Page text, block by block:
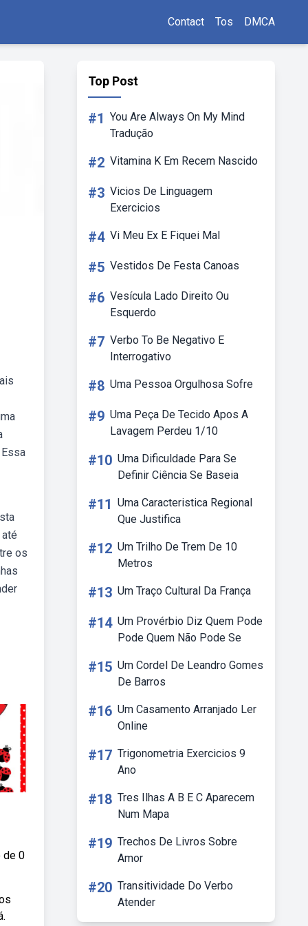
Contact Tos DMCA
os
de 0
Top Post
#1 You Are Always On My Mind
Tradução
#2 Vitamina K Em Recem Nascido
#3 Vicios De Linguagem
Exercicios
#4 Vi Meu Ex E Fiquei Mal
#5 Vestidos De Festa Canoas
#6 Vesícula Lado Direito Ou
Esquerdo
#7 Verbo To Be Negativo E
Interrogativo
#8 Uma Pessoa Orgulhosa Sofre
#9 Uma Peça De Tecido Apos A
Lavagem Perdeu 1/10
#10 Uma Dificuldade Para Se
Definir Ciência Se Baseia
#11 Uma Caracteristica Regional
Que Justifica
#12 Um Trilho De Trem De 10
Metros
#13 Um Traço Cultural Da França
#14 Um Provérbio Diz Quem Pode
Pode Quem Não Pode Se
#15 Um Cordel De Leandro Gomes
De Barros
#16 Um Casamento Arranjado Ler
Online
#17 Trigonometria Exercicios 9
Ano
#18 Tres Ilhas A B E C Aparecem
Num Mapa
#19 Trechos De Livros Sobre
Amor
#20 Transitividade Do Verbo
Atender